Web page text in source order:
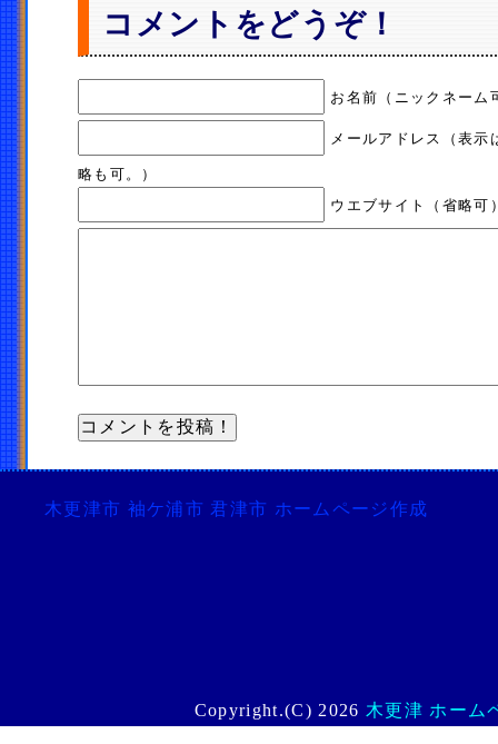
コメントをどうぞ！
お名前（ニックネーム
メールアドレス（表示
略も可。）
ウエブサイト（省略可
木更津市 袖ケ浦市 君津市 ホームページ作成
Copyright.(C) 2026 木更津 ホーム